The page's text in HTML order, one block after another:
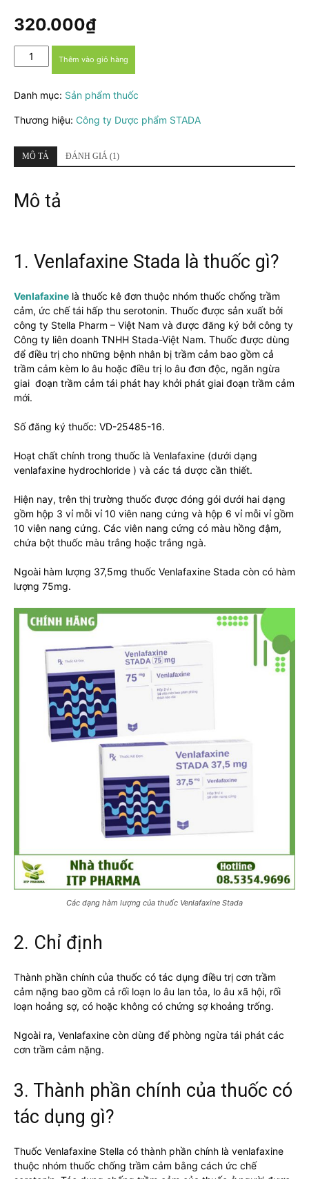
dựa trên
đánh giá
320.000₫
Thuốc
Venlafaxine
Điều
trầm
kèm
lo
hoặc
độc
số
Thêm vào giỏ hàng
Danh mục: Sản phẩm thuốc
Thương hiệu: Công ty Dược phẩm STADA
MÔ TẢ ĐÁNH GIÁ (1)
Mô tả
1. Venlafaxine Stada là thuốc gì?
Venlafaxine là thuốc kê đơn thuộc nhóm thuốc chống trầm
cảm, ức chế tái hấp thu serotonin. Thuốc được sản xuất bởi
công ty Stella Pharm – Việt Nam và được đăng ký bởi công ty
Công ty liên doanh TNHH Stada-Việt Nam. Thuốc được dùng
để điều trị cho những bệnh nhân bị trầm cảm bao gồm cả
trầm cảm kèm lo âu hoặc điều trị lo âu đơn độc, ngăn ngừa
giai đoạn trầm cảm tái phát hay khởi phát giai đoạn trầm cảm
mới.
Số đăng ký thuốc: VD-25485-16.
Hoạt chất chính trong thuốc là Venlafaxine (dưới dạng
venlafaxine hydrochloride ) và các tá dược cần thiết.
Hiện nay, trên thị trường thuốc được đóng gói dưới hai dạng
gồm hộp 3 vỉ mỗi vỉ 10 viên nang cứng và hộp 6 vỉ mỗi vỉ gồm
10 viên nang cứng. Các viên nang cứng có màu hồng đậm,
chứa bột thuốc màu trắng hoặc trắng ngà.
Ngoài hàm lượng 37,5mg thuốc Venlafaxine Stada còn có hàm
lượng 75mg.
Các dạng hàm lượng của thuốc Venlafaxine Stada
2. Chỉ định
Thành phần chính của thuốc có tác dụng điều trị cơn trầm
cảm nặng bao gồm cả rối loạn lo âu lan tỏa, lo âu xã hội, rối
loạn hoảng sợ, có hoặc không có chứng sợ khoảng trống.
Ngoài ra, Venlafaxine còn dùng để phòng ngừa tái phát các
cơn trầm cảm nặng.
3. Thành phần chính của thuốc có
tác dụng gì?
Thuốc Venlafaxine Stella có thành phần chính là venlafaxine
thuộc nhóm thuốc chống trầm cảm bằng cách ức chế